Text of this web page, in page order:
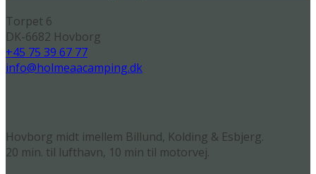
Torpet 6
DK-6682 Hovborg
+45 75 39 67 77
info@holmeaacamping.dk
Hovborg midt imellem Billund, Kolding & Esbjerg.
20 min. til lufthavn, 10 min til motorvej.